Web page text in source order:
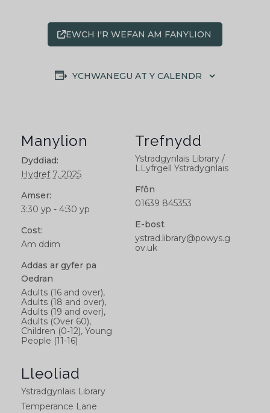
EWCH I'R WEFAN AM FANYLION
YCHWANEGU AT Y CALENDR
Manylion
Dyddiad:
Hydref 7, 2025
Amser:
3:30 yp - 4:30 yp
Cost:
Am ddim
Addas ar gyfer pa
Oedran
Adults (16 and over),
Adults (18 and over),
Adults (19 and over),
Adults (Over 60),
Children (0-12), Young
People (11-16)
Lleoliad
Ystradgynlais Library
Temperance Lane
Trefnydd
Ystradgynlais Library /
LLyfrgell Ystradygnlais
Ffôn
01639 845353
E-bost
ystrad.library@powys.g
ov.uk